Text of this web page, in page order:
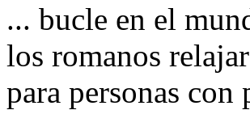
... bucle en el
los romanos
para personas con